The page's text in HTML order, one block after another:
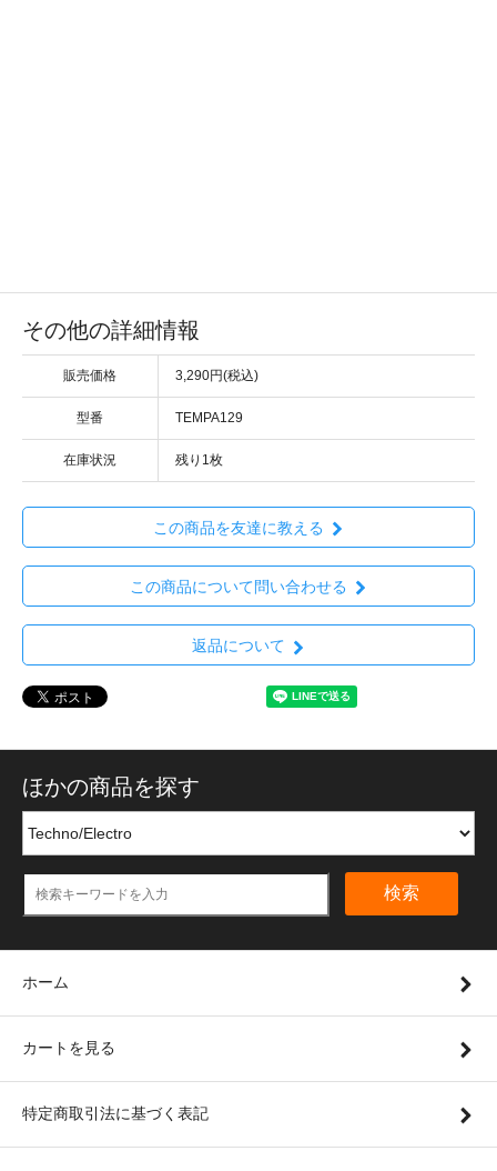
その他の詳細情報
販売価格 3,290円(税込)
型番 TEMPA129
在庫状況 残り1枚
この商品を友達に教える
この商品について問い合わせる
返品について
ほかの商品を探す
検索
ホーム
カートを見る
特定商取引法に基づく表記